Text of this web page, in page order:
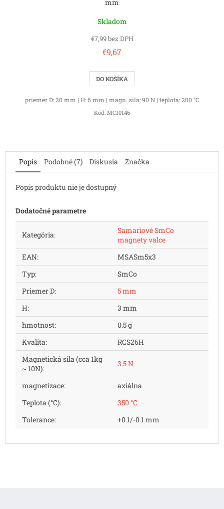
mm
Skladom
€7,99 bez DPH
€9,67
DO KOŠÍKA
priemer D: 20 mm | H: 6 mm | magn. sila: 90 N | teplota: 200 °C
Kód: MC10146
Popis Podobné (7) Diskusia Značka
Popis produktu nie je dostupný
Dodatočné parametre
Kategória:
Samariové SmCo
magnety valce
EAN:
MSASm5x3
Typ:
SmCo
Priemer D:
5 mm
H:
3 mm
hmotnost:
0.5 g
Kvalita:
RCS26H
Magnetická sila (cca 1kg
~ 10N):
3.5 N
magnetizace:
axiálna
Teplota (°C):
350 °C
Tolerance: +0.1/-0.1 mm